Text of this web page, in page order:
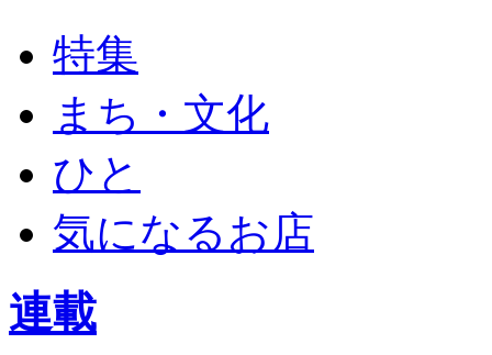
特集
まち・文化
ひと
気になるお店
連載